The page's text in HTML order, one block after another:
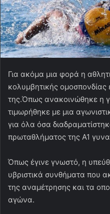
Για ακόμα μια φορά η
κολυμβητικής ομοσπονδίας
της.Όπως ανακοινώθηκε η
τιμωρήθηκε με μια
για όλα όσα
πρωταθλήματος της Α1
Όπως έγινε γνωστό, η
υβριστικά συνθήματα που
της αναμέτρησης και τα
αγώνα.